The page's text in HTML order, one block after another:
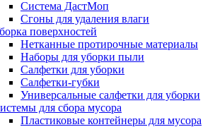
Система ДастМоп
Сгоны для удаления влаги
поверхностей
Нетканные протирочные материалы
Наборы для уборки пыли
Салфетки для уборки
Салфетки-губки
Универсальные салфетки для уборки
для сбора мусора
Пластиковые контейнеры для мусора